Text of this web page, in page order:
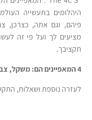
היהלומים בתעשייה
פיהם, וגם אתה, כצרכן,
מציעים לך ועל פי זה
תקציבך.
4 המאפיינים הם:
משקל,
לעזרה נוספת ושאלות,